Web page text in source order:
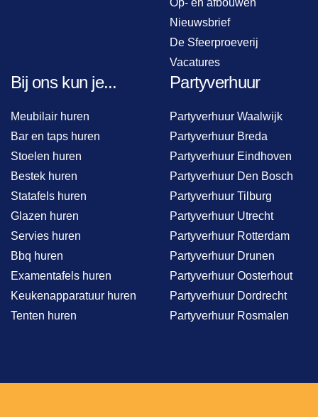
Nieuwsbrief
De Sfeerproeverij
Vacatures
Bij ons kun je...
Meubilair huren
Bar en taps huren
Stoelen huren
Bestek huren
Statafels huren
Glazen huren
Servies huren
Bbq huren
Examentafels huren
Keukenapparatuur huren
Tenten huren
Partyverhuur
Partyverhuur Waalwijk
Partyverhuur Breda
Partyverhuur Eindhoven
Partyverhuur Den Bosch
Partyverhuur Tilburg
Partyverhuur Utrecht
Partyverhuur Rotterdam
Partyverhuur Drunen
Partyverhuur Oosterhout
Partyverhuur Dordrecht
Partyverhuur Rosmalen